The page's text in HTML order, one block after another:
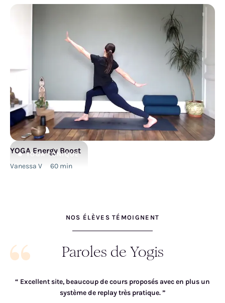
YOGA TONIQUE
YOGA Energy Boost
Vanessa V 60 min
NOS ÉLÈVES TÉMOIGNENT
Paroles de Yogis
“ Excellent site, beaucoup de cours proposés avec en plus un
système de replay très pratique.”